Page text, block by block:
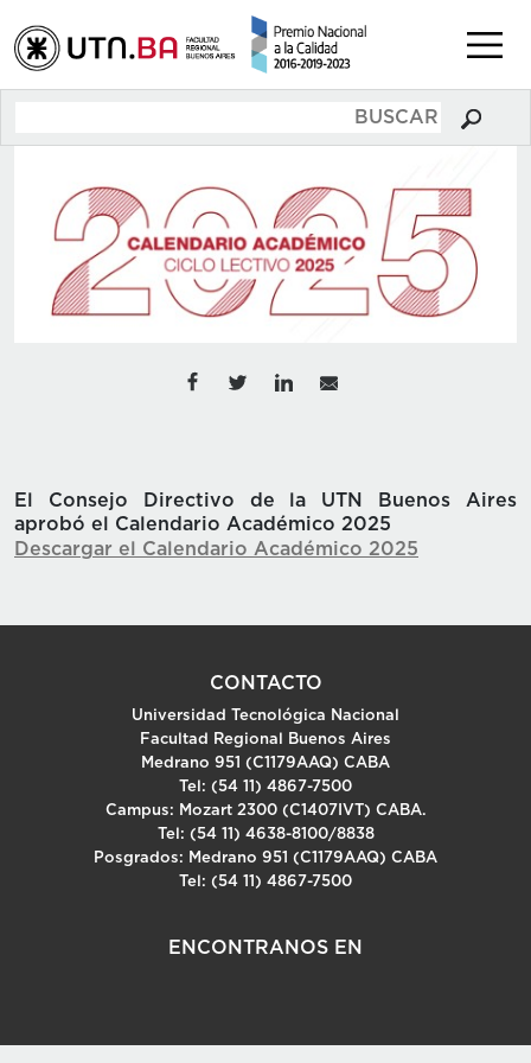
El Consejo Directivo de la UTN Buenos Aires
aprobó el Calendario Académico 2025
Descargar el Calendario Académico 2025
CONTACTO
Universidad Tecnológica Nacional
Facultad Regional Buenos Aires
Medrano 951 (C1179AAQ) CABA
Tel: (54 11) 4867-7500
Campus: Mozart 2300 (C1407IVT) CABA.
Tel: (54 11) 4638-8100/8838
Posgrados: Medrano 951 (C1179AAQ) CABA
Tel: (54 11) 4867-7500
ENCONTRANOS EN